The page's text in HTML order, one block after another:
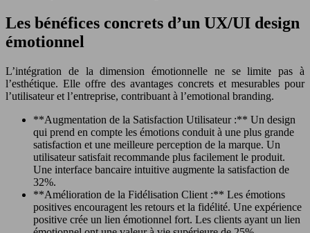
Les bénéfices concrets d’un UX/UI design
émotionnel
L’intégration de la dimension émotionnelle ne se limite pas à
l’esthétique. Elle offre des avantages concrets et mesurables pour
l’utilisateur et l’entreprise, contribuant à l’emotional branding.
**Augmentation de la Satisfaction Utilisateur :** Un design
qui prend en compte les émotions conduit à une plus grande
satisfaction et une meilleure perception de la marque. Un
utilisateur satisfait recommande plus facilement le produit.
Une interface bancaire intuitive augmente la satisfaction de
32%.
**Amélioration de la Fidélisation Client :** Les émotions
positives encouragent les retours et la fidélité. Une expérience
positive crée un lien émotionnel fort. Les clients ayant un lien